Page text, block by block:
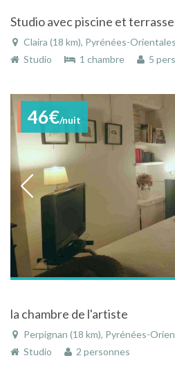
Claira (18 km), Pyrénées-Orientales,
Studio
1 chambre 5
46€/nuit
la chambre de l'artiste
Perpignan (18 km), Pyrénées-Orientales,
Studio
2 personnes